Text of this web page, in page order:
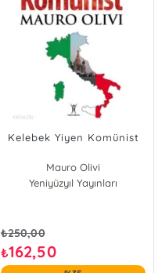
Kelebek Yiyen Komünist
Mauro Olivi
Yeniyüzyıl Yayınları
₺250,00
₺162,50